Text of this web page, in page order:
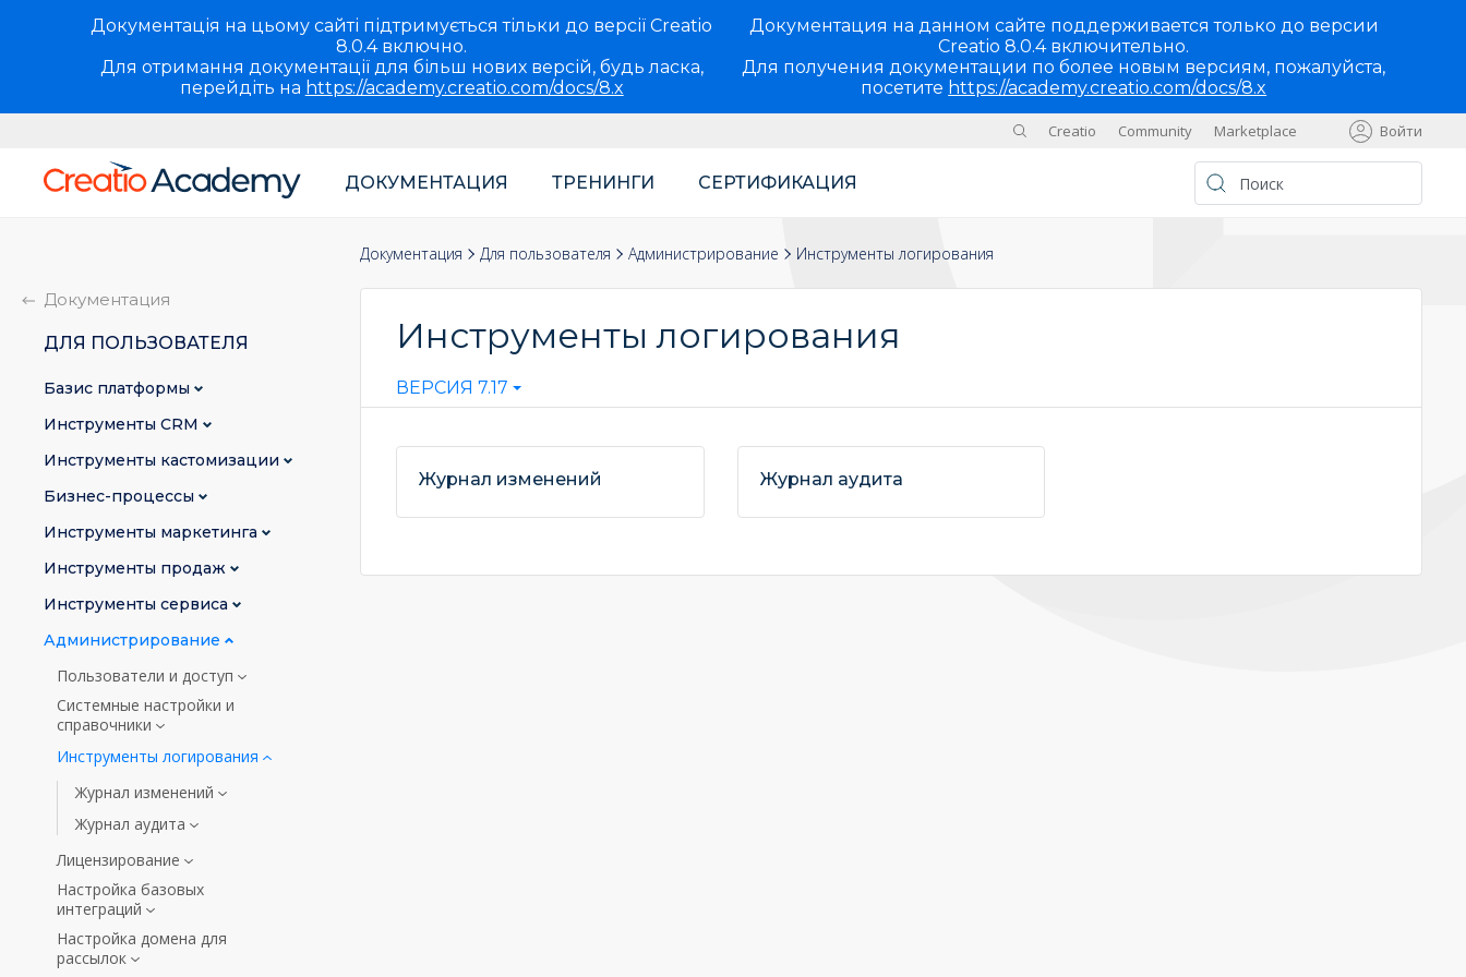
Документація на цьому сайті підтримується тільки до версії Creatio
8.0.4 включно.
Для отримання документації для більш нових версій, будь ласка,
перейдіть на https://academy.creatio.com/docs/8.x
Документация на данном сайте поддерживается только до версии
Creatio 8.0.4 включительно.
Для получения документации по более новым версиям, пожалуйста,
посетите https://academy.creatio.com/docs/8.x
Creatio Community Marketplace Войти
Основная
ДОКУМЕНТАЦИЯ ТРЕНИНГИ СЕРТИФИКАЦИЯ
Документация Для пользователя Администрирование Инструменты логирования
Инструменты логирования
ВЕРСИЯ 7.17
Журнал изменений Журнал аудита
Документация
ДЛЯ ПОЛЬЗОВАТЕЛЯ
Базис платформы
Инструменты CRM
Инструменты кастомизации
Бизнес-процессы
Инструменты маркетинга
Инструменты продаж
Инструменты сервиса
Администрирование
Пользователи и доступ
Системные настройки и
справочники
Инструменты логирования
Журнал изменений
Журнал аудита
Лицензирование
Настройка базовых
интеграций
Настройка домена для
рассылок